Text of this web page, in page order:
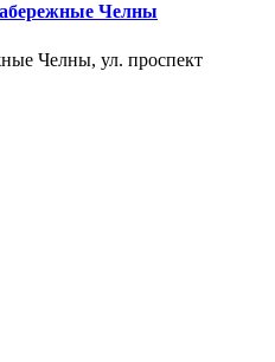
Челны
Челны, ул. проспект